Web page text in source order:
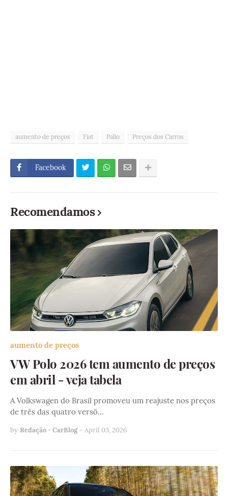
aumento de preços Fiat Palio Preços dos Carros
Facebook
Recomendamos
aumento de preços
VW Polo 2026 tem aumento de preços
em abril - veja tabela
A Volkswagen do Brasil promoveu um reajuste nos preços
de três das quatro versõ…
by Redação - CarBlog - April 03, 2026